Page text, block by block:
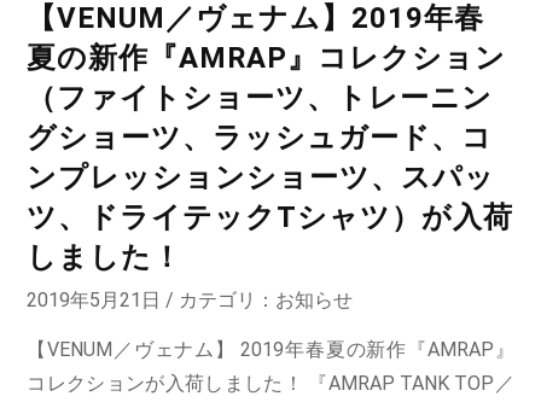
【VENUM／ヴェナム】2019年春
夏の新作『AMRAP』コレクション
（ファイトショーツ、トレーニン
グショーツ、ラッシュガード、コ
ンプレッションショーツ、スパッ
ツ、ドライテックTシャツ）が入荷
しました！
2019年5月21日 / カテゴリ： お知らせ
【VENUM／ヴェナム】 2019年春夏の新作『AMRAP』
コレクションが入荷しました！ 『AMRAP TANK TOP／